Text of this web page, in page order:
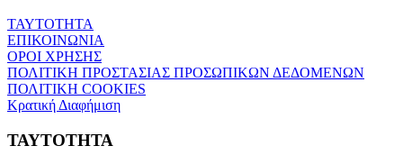
ΤΑΥΤΟΤΗΤΑ
ΕΠΙΚΟΙΝΩΝΙΑ
ΟΡΟΙ ΧΡΗΣΗΣ
ΠΟΛΙΤΙΚΗ ΠΡΟΣΤΑΣΙΑΣ ΠΡΟΣΩΠΙΚΩΝ ΔΕΔΟΜΕΝΩΝ
ΠΟΛΙΤΙΚΗ COOKIES
Κρατική Διαφήμιση
ΤΑΥΤΟΤΗΤΑ